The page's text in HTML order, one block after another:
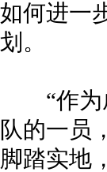
如何进一
划。
“作为成
队的一员
脚踏实地